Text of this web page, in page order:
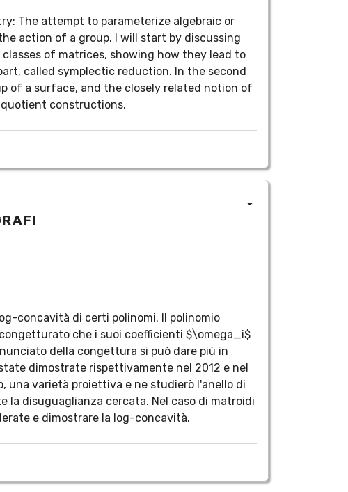
The attempt to parameterize algebraic or
action of a group. I will start by discussing
of matrices, showing how they lead to
called symplectic reduction. In the second
of a surface, and the closely related notion of
constructions.
concavità di certi polinomi. Il polinomio
che i suoi coefficienti $\omega_i$
della congettura si può dare più in
dimostrate rispettivamente nel 2012 e nel
una varietà proiettiva e ne studierò l'anello di
la disuguaglianza cercata. Nel caso di matroidi
e dimostrare la log-concavità.